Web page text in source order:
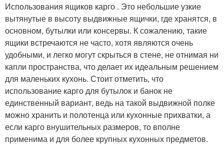
Использования ящиков карго . Это небольшие узкие
вытянутые в высоту выдвижные ящички, где хранятся, в
основном, бутылки или консервы. К сожалению, такие
ящики встречаются не часто, хотя являются очень
удобными, и легко могут скрыться в стене, не отнимая ни
капли пространства, что делает их идеальным решением
для маленьких кухонь. Стоит отметить, что
использование карго для бутылок и банок не
единственный вариант, ведь на такой выдвижной полке
можно хранить и полотенца или кухонные прихватки, а
если карго внушительных размеров, то вполне
применима и для более крупных кухонных предметов.